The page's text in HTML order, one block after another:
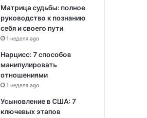
Матрица судьбы: полное
руководство к познанию
себя и своего пути
1 неделя ago
Нарцисс: 7 способов
манипулировать
отношениями
1 неделя ago
Усыновление в США: 7
ключевых этапов